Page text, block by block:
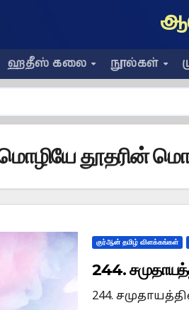
ஹதீஸ் கலை நூல்கள்
தூதரின்
குர்ஆன் தமிழ் விளக்கங்கள்
244.
244.